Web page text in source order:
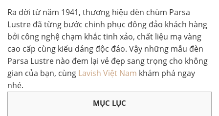
Ra đời từ năm 1941, thương hiệu đèn chùm Parsa
Lustre đã từng bước chinh phục đông đảo khách hàng
bởi công nghệ chạm khắc tinh xảo, chất liệu mạ vàng
cao cấp cùng kiểu dáng độc đáo. Vậy những mẫu đèn
Parsa Lustre nào đem lại vẻ đẹp sang trọng cho không
gian của bạn, cùng Lavish Việt Nam khám phá ngay
nhé.
MỤC LỤC